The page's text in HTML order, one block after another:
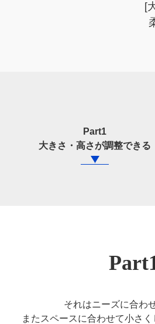
[
Part1
大きさ・高さが調整できる
それはニーズに合わ
またスペースに合わせて小さ